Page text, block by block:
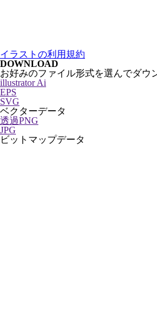
イラストの利用規約
DOWNLOAD
お好みのファイル形式を選んでダウ
illustrator Ai
EPS
SVG
ベクターデータ
透過PNG
JPG
ビットマップデータ